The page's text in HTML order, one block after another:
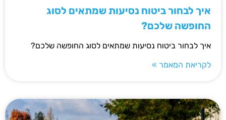
איך לבחור ביטוח נסיעות שמתאים לסוג
החופשה שלכם?
איך לבחור ביטוח נסיעות שמתאים לסוג החופשה שלכם?
לקריאת המאמר »